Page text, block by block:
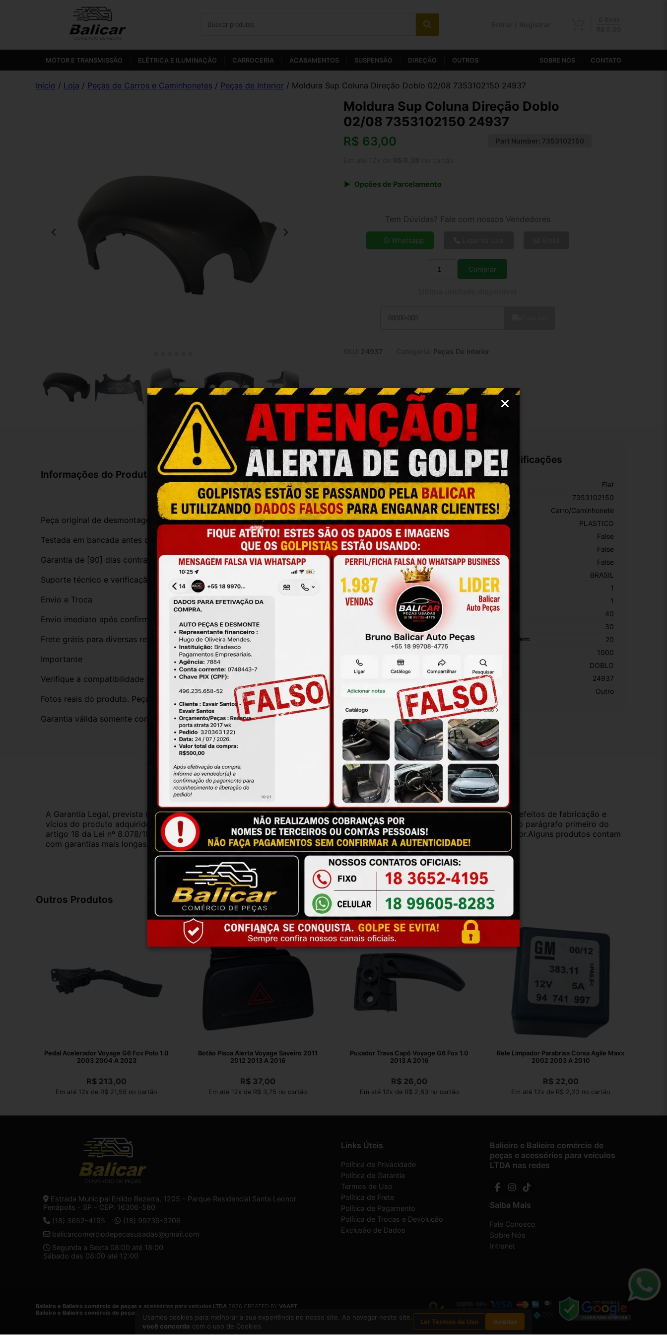
MOTOR E TRANSMISSÃO ELÉTRICA E ILUMINAÇÃO CARROCERIA ACABAMENTOS SUSPENSÃO DIREÇÃO OUTROS SOBRE NÓS CONTATO
Início / Loja / Peças de Carros e Caminhonetes / Peças de Interior / Moldura Sup Coluna Direção Doblo 02/08 7353102150 24937
Moldura Sup Coluna Direção Doblo
02/08 7353102150 24937
R$ 63,00 Part Number: 7353102150
Opções de Parcelamento
7x de R$ 10,32
9x de R$ 8,24
Tem Dúvidas? Fale com nossos Vendedores
Whatsapp
Quantidade
Comprar
24937 Peças De Interior
Informações do Produto
Peça original de desmontagem, com procedência e qualidade
Testada em bancada antes do envio
Garantia de [90] dias contra defeitos de funcionamento
Suporte técnico e verificação de compatibilidade antes da compra
Envio e Troca
Envio imediato após confirmação da compra
Frete grátis para diversas regiões do Brasil
Importante
Verifique a compatibilidade com seu veículo. Tire suas dúvidas no campo de perguntas!
Fotos reais do produto. Peça exatamente igual à das imagens.
Garantia válida somente com instalação por profissional qualificado.
Especificações
Marca: Fiat
Número De Peça: 7353102150
Tipo De Veículo: Carro/Caminhonete
Material: PLASTICO
Com Porta-Luvas Central: False
False
Con Porta-Copos: False
BRASIL
1
MPN: 1
Altura Da Embalagem: 40
30
Comprimento Da Embalagem: 20
1000
Modelo: DOBLO
24937
Motivo De GTIN Vacío: Outro
Garantia Certificado de Procedência Troca e Devolução
A Garantia Legal, prevista no Código de Defesa do Consumidor, é de 90 (noventa) dias a partir da data da compra e cobre defeitos de fabricação e
vícios do produto adquirido.Na impossibilidade de reparar o produto, o cliente poderá escolher dentre as opções previstas no parágrafo primeiro do
artigo 18 da Lei nº 8.078/1990, ou, ainda, a utilização do crédito como parte do pagamento de outro produto de valor superior.Alguns produtos contam
com garantias mais longas. Consulte nossos vendedores. A ga...
Ler mais
Outros Produtos
Pedal Acelerador Voyage G6 Fox Polo 1.0
2003 2004 A 2023
R$ 213,00
Em até 12x de R$ 21,59 no cartão
Botão Pisca Alerta Voyage Saveiro 2011
2012 2013 A 2016
R$ 37,00
Em até 12x de R$ 3,75 no cartão
Puxador Trava Capô Voyage G6 Fox 1.0
2013 A 2016
R$ 26,00
Em até 12x de R$ 2,63 no cartão
Rele Limpador Parabrisa Corsa Agile Maxx
2002 2003 A 2010
R$22,00
Em até 12x de R$ 2,23 no cartão
Estrada Municipal Enildo Bezerra, 1205 - Parque Residencial Santa Leonor
Penápolis - SP - CEP: 16306-580
(18) 3652-4195
(18) 99739-3706
balicarcomerciodepecasusadas@gmail.com
Segunda a Sexta 08:00 até 18:00
Sábado das 08:00 até 12:00
Links Úteis
Política de Privacidade
Política de Garantia
Termos de Uso
Política de Frete
Política de Pagamento
Política de Trocas e Devolução
Exclusão de Dados
Balieiro e Balieiro comércio de
peças e acessórios para veículos
LTDA nas redes
Saiba Mais
Fale Conosco
Sobre Nós
Intranet
Balieiro e Balieiro comércio de peças e acessórios para veículos LTDA 2026 CREATED BY VAAPT
Balieiro e Balieiro comércio de peças e acessórios para veículos LTDA
Usamos cookies para melhorar a sua experiência no nosso site. Ao navegar neste site,
você concorda com o uso de Cookies.
Ler Termos de Uso Aceitar